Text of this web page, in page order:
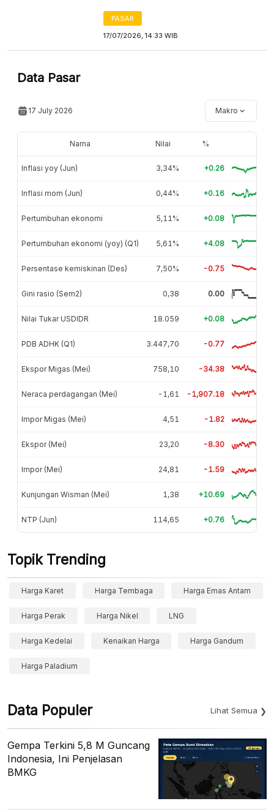
PASAR
17/07/2026, 14:33 WIB
Data Pasar
17 July 2026 Makro
Nama Nilai %
Inflasi yoy (Jun) 3,34% +0.26
Inflasi mom (Jun) 0,44% +0.16
Pertumbuhan ekonomi 5,11% +0.08
Pertumbuhan ekonomi (yoy) (Q1) 5,61% +4.08
Persentase kemiskinan (Des) 7,50% -0.75
Gini rasio (Sem2) 0,38 0.00
Nilai Tukar USDIDR 18.059 +0.08
PDB ADHK (Q1) 3.447,70 -0.77
Ekspor Migas (Mei) 758,10 -34.38
Neraca perdagangan (Mei) -1,61 -1,907.18
Impor Migas (Mei) 4,51 -1.82
Ekspor (Mei) 23,20 -8.30
Impor (Mei) 24,81 -1.59
Kunjungan Wisman (Mei) 1,38 +10.69
NTP (Jun) 114,65 +0.76
Topik Trending
Harga Karet Harga Tembaga Harga Emas Antam
Harga Perak Harga Nikel LNG
Harga Kedelai Kenaikan Harga Harga Gandum
Harga Paladium
Data Populer Lihat Semua
Gempa Terkini 5,8 M Guncang
Indonesia, Ini Penjelasan
BMKG